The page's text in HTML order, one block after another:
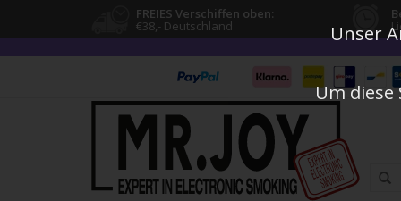
FREIES Verschiffen oben:
€38,- Deutschland Unser
Um diese